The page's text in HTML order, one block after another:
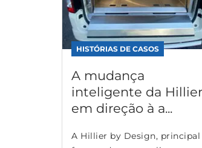
HISTÓRIAS DE CASOS
A mudança
inteligente da Hillier
em direção à a...
A Hillier by Design, principal